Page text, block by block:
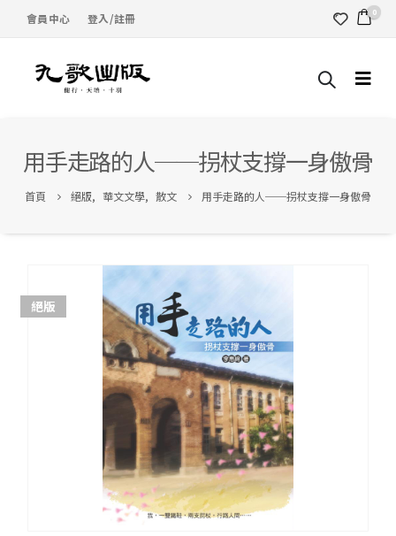
會員中心 登入/註冊 0
用手走路的人──拐杖支撐一身傲骨
首頁 絕版, 華文文學, 散文 用手走路的人──拐杖支撐一身傲骨
絕版